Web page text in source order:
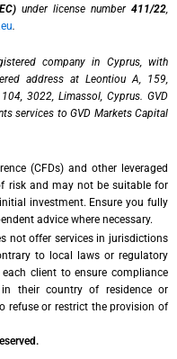
under license number 411/22,
.
company in Cyprus, with
address at Leontiou A, 159,
3022, Limassol, Cyprus. GVD
services to GVD Markets Capital
(CFDs) and other leveraged
risk and may not be suitable for
investment. Ensure you fully
advice where necessary.
not offer services in jurisdictions
to local laws or regulatory
client to ensure compliance
their country of residence or
refuse or restrict the provision of